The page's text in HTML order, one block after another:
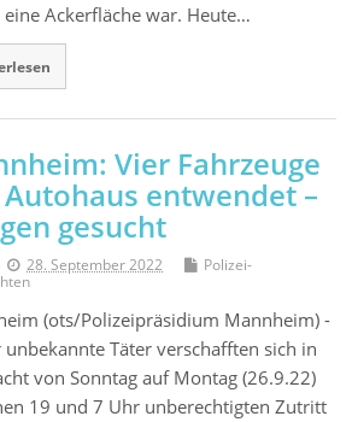
Ackerfläche war. Heute…
Vier Fahrzeuge
entwendet –
gesucht
28. September 2022
Polizei-
(ots/Polizeipräsidium Mannheim) -
unbekannte Täter verschafften sich in
von Sonntag auf Montag (26.9.22)
19 und 7 Uhr unberechtigten Zutritt